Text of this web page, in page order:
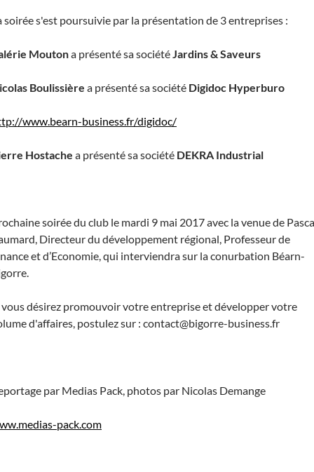
soirée s'est poursuivie par la présentation de 3 entreprises :
Moutona présenté sa sociétéJardins & Saveurs
Boulissière a présenté sa société Digidoc Hyperburo
www.bearn-business.fr/digidoc/
Hostache a présenté sa société DEKRA Industrial
soirée du club le mardi 9 mai 2017 avec la venue de
Directeur du développement régional, Professeur de
et d’Economie, qui interviendra sur la conurbation Béarn-
vous désirez promouvoir votre entreprise et développer votre
d'affaires, postulez sur : contact@bigorre-business.fr
par Medias Pack, photos par Nicolas Demange
pack.com